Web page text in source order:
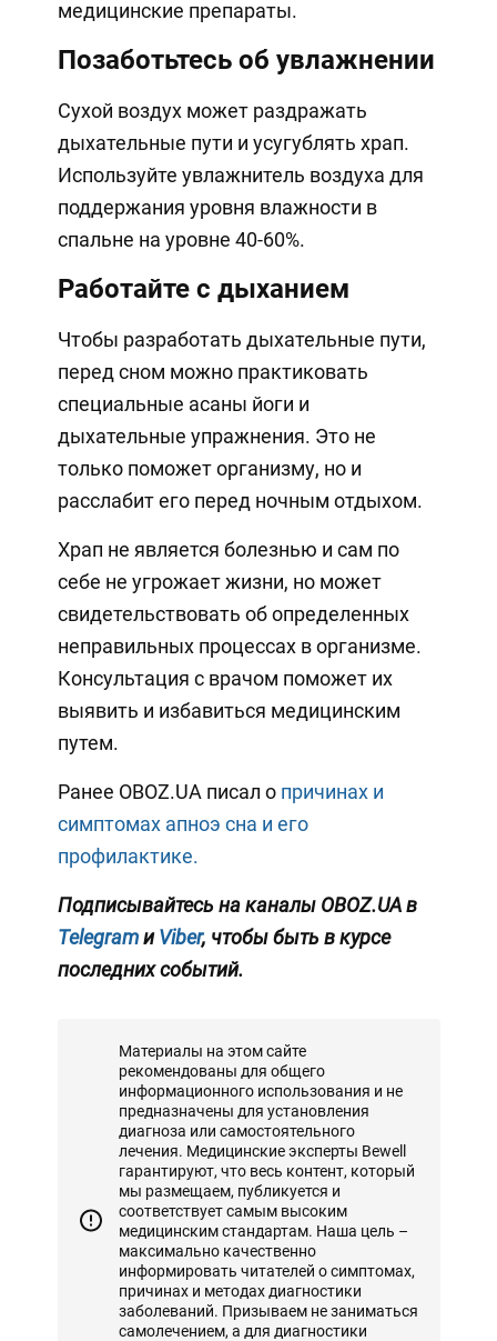
медицинские препараты.
Позаботьтесь об увлажнении
Сухой воздух может раздражать
дыхательные пути и усугублять храп.
Используйте увлажнитель воздуха для
поддержания уровня влажности в
спальне на уровне 40-60%.
Работайте с дыханием
Чтобы разработать дыхательные пути,
перед сном можно практиковать
специальные асаны йоги и
дыхательные упражнения. Это не
только поможет организму, но и
расслабит его перед ночным отдыхом.
Храп не является болезнью и сам по
себе не угрожает жизни, но может
свидетельствовать об определенных
неправильных процессах в организме.
Консультация с врачом поможет их
выявить и избавиться медицинским
путем.
Ранее OBOZ.UA писал о причинах и
симптомах апноэ сна и его
профилактике.
Подписывайтесь на каналы OBOZ.UA в
TelegramиViber, чтобы быть в курсе
последних событий.
Материалы на этом сайте
рекомендованы для общего
информационного использования и не
предназначены для установления
диагноза или самостоятельного
лечения. Медицинские эксперты Bewell
гарантируют, что весь контент, который
мы размещаем, публикуется и
соответствует самым высоким
медицинским стандартам. Наша цель –
максимально качественно
информировать читателей о симптомах,
причинах и методах диагностики
заболеваний. Призываем не заниматься
самолечением, а для диагностики